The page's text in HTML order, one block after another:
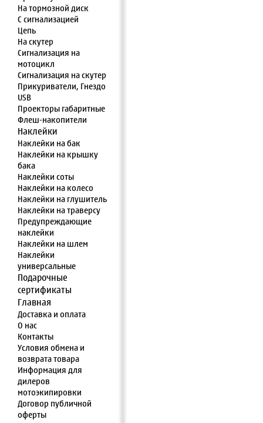
На тормозной диск
С сигнализацией
Цепь
На скутер
Сигнализация на
мотоцикл
Сигнализация на скутер
Прикуриватели, Гнездо
USB
Проекторы габаритные
Флеш-накопители
Наклейки
Наклейки на бак
Наклейки на крышку
бака
Наклейки соты
Наклейки на колесо
Наклейки на глушитель
Наклейки на траверсу
Предупреждающие
наклейки
Наклейки на шлем
Наклейки
универсальные
Подарочные
сертификаты
Главная
Доставка и оплата
О нас
Контакты
Условия обмена и
возврата товара
Информация для
дилеров
мотоэкипировки
Договор публичной
оферты